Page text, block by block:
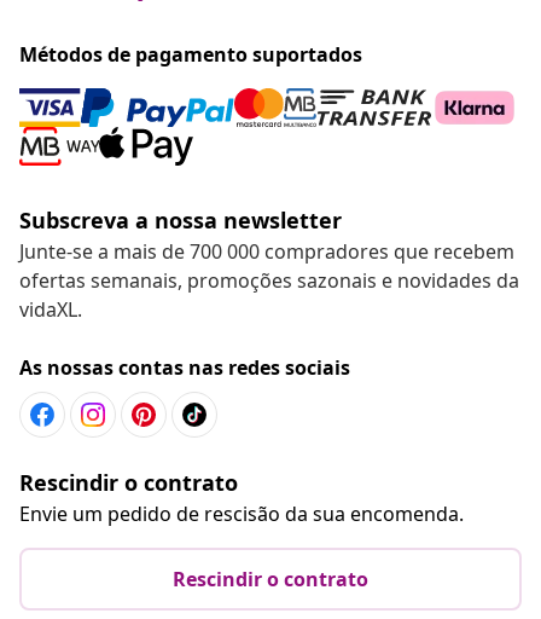
Métodos de pagamento suportados
Subscreva a nossa newsletter
Junte-se a mais de 700 000 compradores que recebem
ofertas semanais, promoções sazonais e novidades da
vidaXL.
As nossas contas nas redes sociais
Rescindir o contrato
Envie um pedido de rescisão da sua encomenda.
Rescindir o contrato